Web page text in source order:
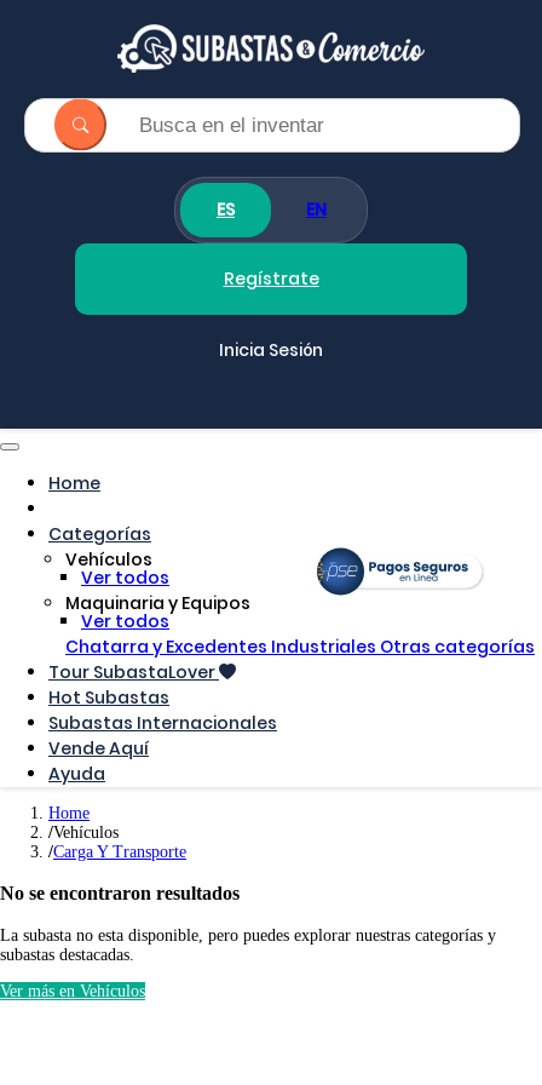
ES EN
Regístrate
Inicia Sesión
Home
Categorías
Vehículos
Ver todos
Maquinaria y Equipos
Ver todos
Chatarra y Excedentes Industriales Otras categorías
Tour SubastaLover
Hot Subastas
Subastas Internacionales
Vende Aquí
Ayuda
Home
Vehículos
Carga Y Transporte
No se encontraron resultados
La subasta no esta disponible, pero puedes explorar nuestras categorías y
subastas destacadas.
Ver más en Vehículos